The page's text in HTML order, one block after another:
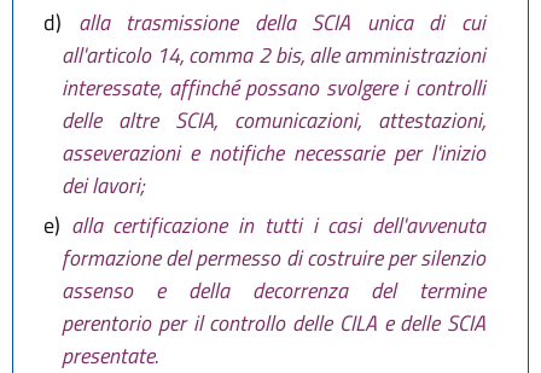
d) alla trasmissione della SCIA unica di cui
all'articolo 14, comma 2 bis, alle amministrazioni
interessate, affinché possano svolgere i controlli
delle altre SCIA, comunicazioni, attestazioni,
asseverazioni e notifiche necessarie per l'inizio
dei lavori;
e) alla certificazione in tutti i casi dell'avvenuta
formazione del permesso di costruire per silenzio
assenso e della decorrenza del termine
perentorio per il controllo delle CILA e delle SCIA
presentate.